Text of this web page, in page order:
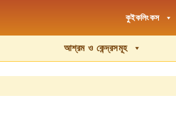
কুইকলিংকস
আশ্রম ও কেন্দ্রসমূহ